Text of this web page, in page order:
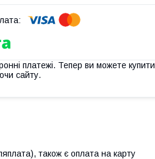
платежі. Тепер ви можете купити
сайту.
також є оплата на карту